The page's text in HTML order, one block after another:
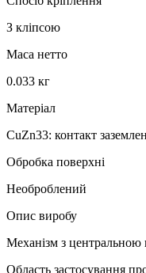
З кліпсою
Маса нетто
0.033 кг
Матеріал
CuZn33: контакт
Обробка поверхні
Необроблений
Опис виробу
Механізм з центральною
Область застосування